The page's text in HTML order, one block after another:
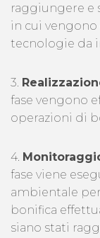
raggiungere e
in cui
tecnologie da
3.
fase vengono
operazioni di
4.
fase viene
ambientale per
bonifica
siano stati